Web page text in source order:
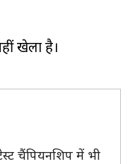
खेला है।
चैंपियनशिप में भी